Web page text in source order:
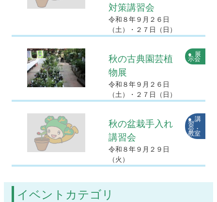
対策講習会
令和８年９月２６日
（土）・２７日（日）
展
示会
秋の古典園芸植
物展
令和８年９月２６日
（土）・２７日（日）
講
習
会・
教室
秋の盆栽手入れ
講習会
令和８年９月２９日
（火）
イベントカテゴリ